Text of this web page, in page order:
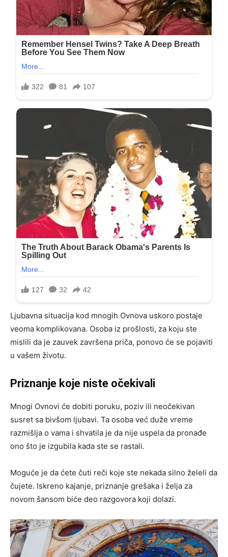
Ljubavna situacija kod mnogih Ovnova uskoro postaje
veoma komplikovana. Osoba iz prošlosti, za koju ste
mislili da je zauvek završena priča, ponovo će se pojaviti
u vašem životu.
Priznanje koje niste očekivali
Mnogi Ovnovi će dobiti poruku, poziv ili neočekivan
susret sa bivšom ljubavi. Ta osoba već duže vreme
razmišlja o vama i shvatila je da nije uspela da pronađe
ono što je izgubila kada ste se rastali.
Moguće je da ćete čuti reči koje ste nekada silno želeli da
čujete. Iskreno kajanje, priznanje grešaka i želja za
novom šansom biće deo razgovora koji dolazi.